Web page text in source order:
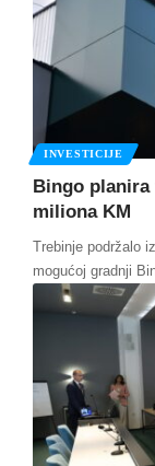
INVESTICIJE
Bingo
miliona KM
Trebinje podržalo
mogućoj gradnji